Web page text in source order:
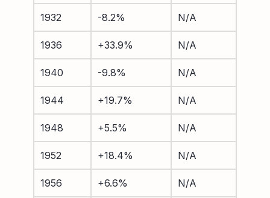
1932 -8.2% N/A
1936 +33.9% N/A
1940 -9.8% N/A
1944 +19.7% N/A
1948 +5.5% N/A
1952 +18.4% N/A
1956 +6.6% N/A